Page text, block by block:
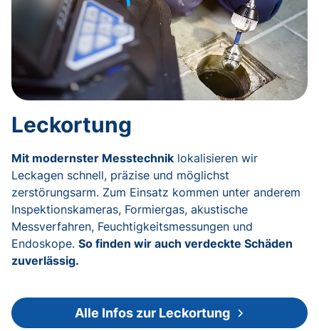
Leckortung
Mit modernster Messtechnik lokalisieren wir
Leckagen schnell, präzise und möglichst
zerstörungsarm. Zum Einsatz kommen unter anderem
Inspektionskameras, Formiergas, akustische
Messverfahren, Feuchtigkeitsmessungen und
Endoskope. So finden wir auch verdeckte Schäden
zuverlässig.
Alle Infos zur Leckortung